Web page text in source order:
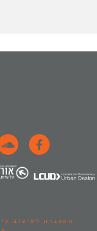
המעבדה לעיצוב